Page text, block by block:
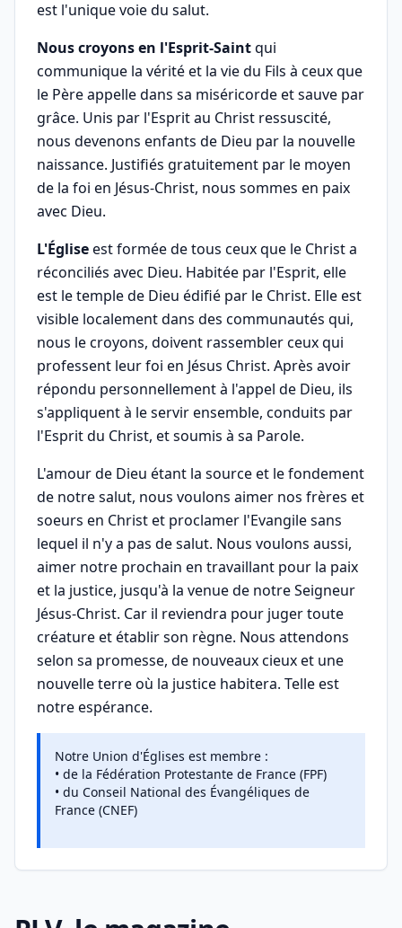
est l'unique voie du salut.
Nous croyons en l'Esprit-Saintqui
communique la vérité et la vie du Fils à ceux que
le Père appelle dans sa miséricorde et sauve par
grâce. Unis par l'Esprit au Christ ressuscité,
nous devenons enfants de Dieu par la nouvelle
naissance. Justifiés gratuitement par le moyen
de la foi en Jésus-Christ, nous sommes en paix
avec Dieu.
L'Égliseest formée de tous ceux que le Christ a
réconciliés avec Dieu. Habitée par l'Esprit, elle
est le temple de Dieu édifié par le Christ. Elle est
visible localement dans des communautés qui,
nous le croyons, doivent rassembler ceux qui
professent leur foi en Jésus Christ. Après avoir
répondu personnellement à l'appel de Dieu, ils
s'appliquent à le servir ensemble, conduits par
l'Esprit du Christ, et soumis à sa Parole.
L'amour de Dieu étant la source et le fondement
de notre salut, nous voulons aimer nos frères et
soeurs en Christ et proclamer l'Evangile sans
lequel il n'y a pas de salut. Nous voulons aussi,
aimer notre prochain en travaillant pour la paix
et la justice, jusqu'à la venue de notre Seigneur
Jésus-Christ. Car il reviendra pour juger toute
créature et établir son règne. Nous attendons
selon sa promesse, de nouveaux cieux et une
nouvelle terre où la justice habitera. Telle est
notre espérance.
Notre Union d'Églises est membre :
• de la Fédération Protestante de France (FPF)
• du Conseil National des Évangéliques de
France (CNEF)